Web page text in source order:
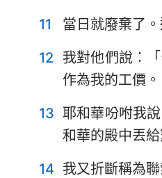
彌迦書
哈該書
瑪拉基書
11
當日就廢棄了
12
我對他們說：
作為我的工價。
13 耶和華吩咐我
和華的殿中丟
14 我又折斷稱為